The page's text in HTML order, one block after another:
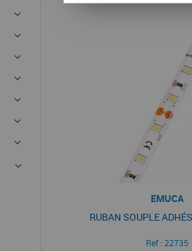
EMUCA
RUBAN SOUPLE
Ref : 22735